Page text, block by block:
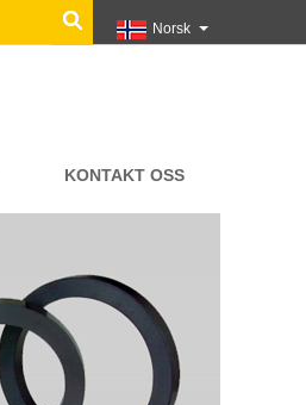
Norsk‎
KONTAKT OSS